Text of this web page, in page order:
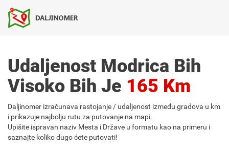
Udaljenost Modrica Bih
Visoko Bih Je 165 Km
Daljinomer izračunava rastojanje / udaljenost između gradova u km
i prikazuje najbolju rutu za putovanje na mapi.
Upišite ispravan naziv Mesta i Države u formatu kao na primeru i
saznajte koliko dugo ćete putovati!